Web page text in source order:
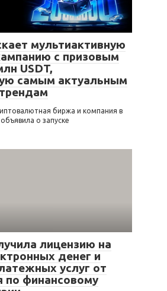
мультиактивную
с призовым
USDT,
самым актуальным
биржа и компания в
о запуске
лицензию на
денег и
услуг от
по финансовому